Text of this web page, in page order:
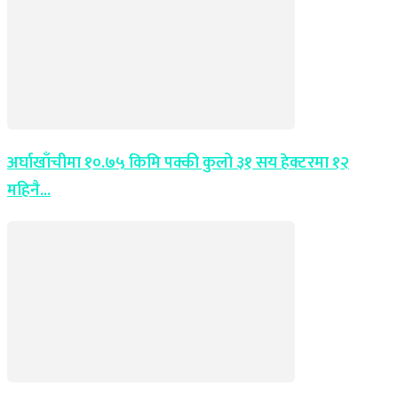
अर्घाखाँचीमा १०.७५ किमि पक्की कुलो ३१ सय हेक्टरमा १२
महिनै...